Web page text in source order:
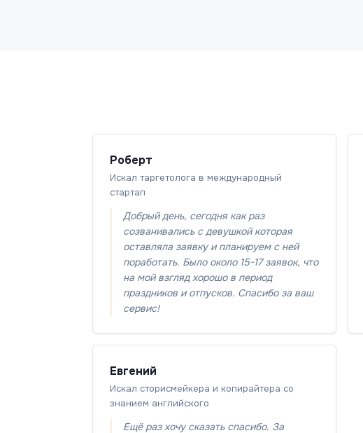
Роберт
Искал таргетолога в международный
стартап
Добрый день, сегодня как раз
созванивались с девушкой которая
оставляла заявку и планируем с ней
поработать. Было около 15-17 заявок, что
на мой взгляд хорошо в период
праздников и отпусков. Спасибо за ваш
сервис!
Евгений
Искал сторисмейкера и копирайтера со
знанием английского
Ещё раз хочу сказать спасибо. За